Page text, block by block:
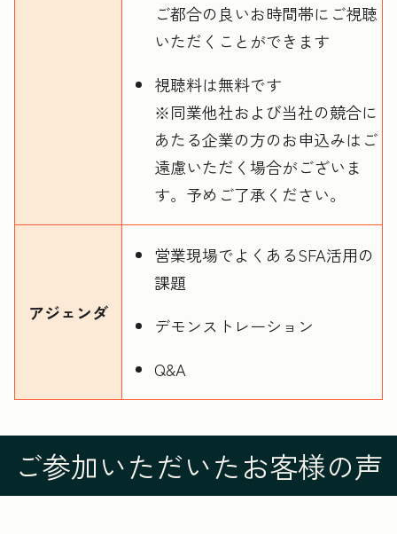
ご都合の良いお時間帯にご視聴
いただくことができます
視聴料は無料です
※同業他社および当社の競合に
あたる企業の方のお申込みはご
遠慮いただく場合がございま
す。予めご了承ください。
アジェンダ
営業現場でよくあるSFA活用の
課題
デモンストレーション
Q&A
ご参加いただいたお客様の声